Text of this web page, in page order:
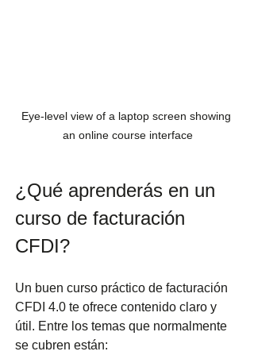
Eye-level view of a laptop screen showing
an online course interface
¿Qué aprenderás en un
curso de facturación
CFDI?
Un buen curso práctico de facturación
CFDI 4.0 te ofrece contenido claro y
útil. Entre los temas que normalmente
se cubren están: